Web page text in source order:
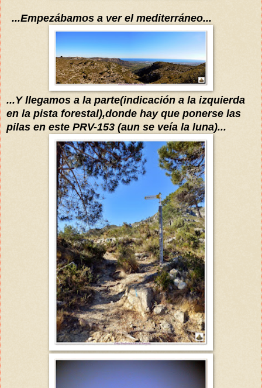
...Empezábamos a ver el mediterráneo...
...Y llegamos a la parte(indicación a la izquierda
en la pista forestal),donde hay que ponerse las
pilas en este PRV-153 (aun se veía la luna)...